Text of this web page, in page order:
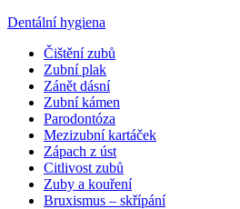
Dentální hygiena
Čištění zubů
Zubní plak
Zánět dásní
Zubní kámen
Parodontóza
Mezizubní kartáček
Zápach z úst
Citlivost zubů
Zuby a kouření
Bruxismus – skřípání